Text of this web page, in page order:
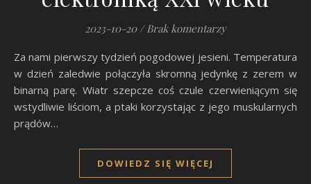
2023-10-20 / Brak komentarzy
Za nami pierwszy tydzień pogodowej jesieni. Temperatura
w dzień zaledwie połączyła skromną jedynkę z zerem w
binarną parę. Wiatr szepcze coś czule czerwieniącym się
wstydliwie liściom, a ptaki korzystając z jego muskularnych
prądów…
DOWIEDZ SIĘ WIĘCEJ